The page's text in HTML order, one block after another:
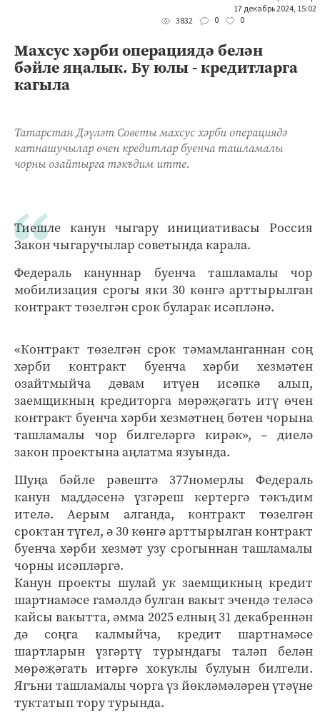
17 декабрь 2024, 15:02
3832
0 0
Махсус хәрби операциядә белән
бәйле яңалык. Бу юлы - кредитларга
кагыла
Татарстан Дәүләт Советы махсус хәрби операциядә
катнашучылар өчен кредитлар буенча ташламалы
чорны озайтырга тәкъдим итте.
Тиешле канун чыгару инициативасы Россия
Закон чыгаручылар советында карала.
Федераль кануннар буенча ташламалы чор
мобилизация срогы яки 30 көнгә арттырылган
контракт төзелгән срок буларак исәпләнә.
«Контракт төзелгән срок тәмамланганнан соң
хәрби контракт буенча хәрби хезмәтен
озайтмыйча дәвам итүен исәпкә алып,
заемщикның кредиторга мөрәҗәгать итү өчен
контракт буенча хәрби хезмәтнең бөтен чорына
ташламалы чор билгеләргә кирәк», – диелә
закон проектына аңлатма язуында.
Шуңа бәйле рәвештә 377номерлы Федераль
канун маддәсенә үзгәреш кертергә тәкъдим
ителә. Аерым алганда, контракт төзелгән
сроктан түгел, ә 30 көнгә арттырылган контракт
буенча хәрби хезмәт узу срогыннан ташламалы
чорны исәпләргә.
Канун проекты шулай ук заемщикның кредит
шартнамәсе гамәлдә булган вакыт эчендә теләсә
кайсы вакытта, әмма 2025 елның 31 декабреннән
дә соңга калмыйча, кредит шартнамәсе
шартларын үзгәртү турындагы таләп белән
мөрәҗәгать итәргә хокуклы булуын билгели.
Ягъни ташламалы чорга үз йөкләмәләрен үтәүне
туктатып тору турында.